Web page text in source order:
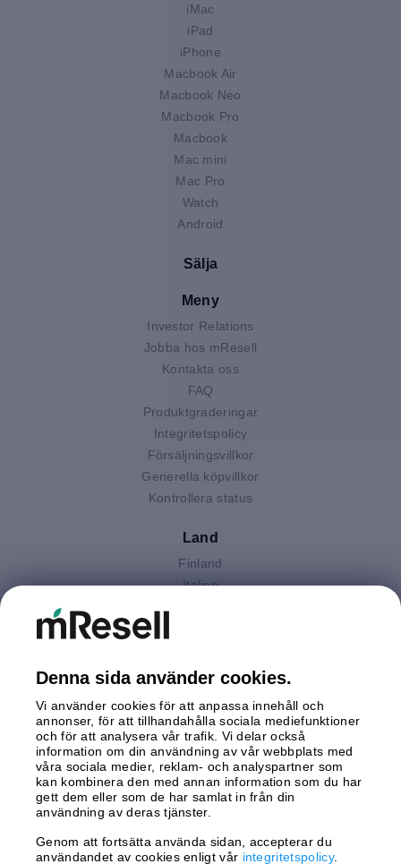
iMac
iPad
iPhone
Macbook Air
Macbook Neo
Macbook Pro
Macbook
Mac mini
Mac Pro
Watch
Android
Sälja
Meny
Investor Relations
Jobba hos mResell
Kontakta oss
FAQ
Produktgraderingar
Integritetspolicy
Försäljningsvillkor
Generella köpvillkor
Kontrollera status
Land
Finland
Italien
Storbritannien
Tyskland
Österrike
Betalningar
Leverans av
Denna sida använder cookies.
Vi använder cookies för att anpassa innehåll och
annonser, för att tillhandahålla sociala mediefunktioner
och för att analysera vår trafik. Vi delar också
information om din användning av vår webbplats med
våra sociala medier, reklam- och analyspartner som
kan kombinera den med annan information som du har
gett dem eller som de har samlat in från din
användning av deras tjänster.
Genom att fortsätta använda sidan, accepterar du
användandet av cookies enligt vår integritetspolicy.